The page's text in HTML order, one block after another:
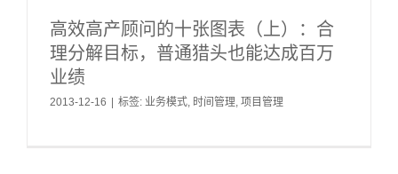
高效高产顾问的十张图表（上）：合
理分解目标，普通猎头也能达成百万
业绩
2013-12-16 标签: 业务模式, 时间管理, 项目管理